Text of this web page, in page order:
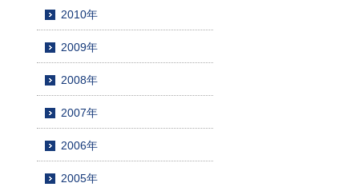
2010年
2009年
2008年
2007年
2006年
2005年